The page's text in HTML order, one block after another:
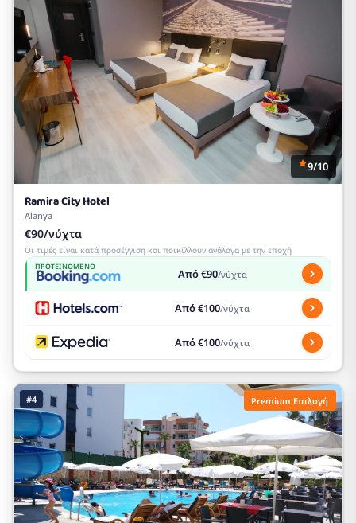
9/10
Ramira City Hotel
Alanya
€90/νύχτα
Οι τιμές είναι κατά προσέγγιση και ποικίλλουν ανάλογα με την εποχή
ΠΡΟΤΕΙΝΌΜΕΝΟ Από €90/νύχτα
Από €100/νύχτα
Από €100/νύχτα
#4 Premium Επιλογή